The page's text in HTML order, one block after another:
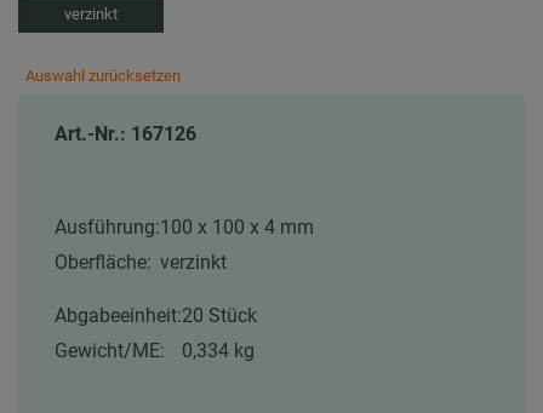
verzinkt
Auswahl zurücksetzen
Art.-Nr.: 167126
Ausführung:100 x 100 x 4 mm
Oberfläche: verzinkt
Abgabeeinheit:20 Stück
Gewicht/ME:
0,334 kg